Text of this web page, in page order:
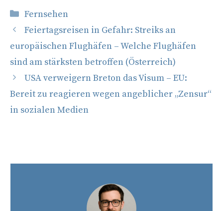
Kategorien
Fernsehen
Feiertagsreisen in Gefahr: Streiks an
europäischen Flughäfen – Welche Flughäfen
sind am stärksten betroffen (Österreich)
USA verweigern Breton das Visum – EU:
Bereit zu reagieren wegen angeblicher „Zensur“
in sozialen Medien